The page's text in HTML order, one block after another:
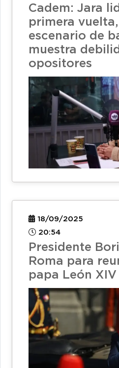
Cadem: Jara
primera
escenario de
muestra
opositores
18/09/2025
20:54
Presidente
Roma para
papa León XIV